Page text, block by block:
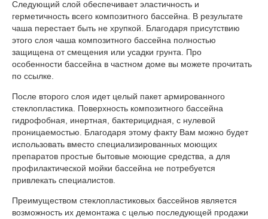
Следующий слой обеспечивает эластичность и
герметичность всего композитного бассейна. В результате
чаша перестает быть не хрупкой. Благодаря присутствию
этого слоя чаша композитного бассейна полностью
защищена от смещения или усадки грунта. Про
особенности бассейна в частном доме вы можете прочитать
по ссылке.
После второго слоя идет целый пакет армированного
стеклопластика. Поверхность композитного бассейна
гидрофобная, инертная, бактерицидная, с нулевой
проницаемостью. Благодаря этому факту Вам можно будет
использовать вместо специализированных моющих
препаратов простые бытовые моющие средства, а для
профилактической мойки бассейна не потребуется
привлекать специалистов.
Преимуществом стеклопластиковых бассейнов является
возможность их демонтажа с целью последующей продажи